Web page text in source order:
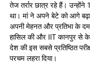
तेज तर्रार छात्र रहे हैं।
था। मां ने अपने बेटे को आगे
अपनी मेहनत और प्रतिभा के
हासिल की और IIT कानपुर से
देश की इस सबसे प्रतिष्ठित
परचम लहरा दिया।